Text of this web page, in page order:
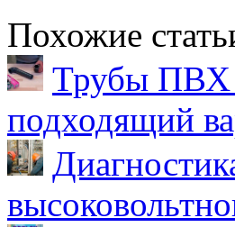
Похожие
Трубы ПВХ
подходящий